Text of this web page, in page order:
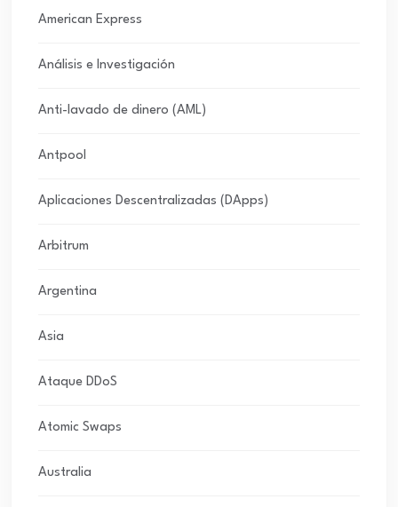
American Express
Análisis e Investigación
Anti-lavado de dinero (AML)
Antpool
Aplicaciones Descentralizadas (DApps)
Arbitrum
Argentina
Asia
Ataque DDoS
Atomic Swaps
Australia